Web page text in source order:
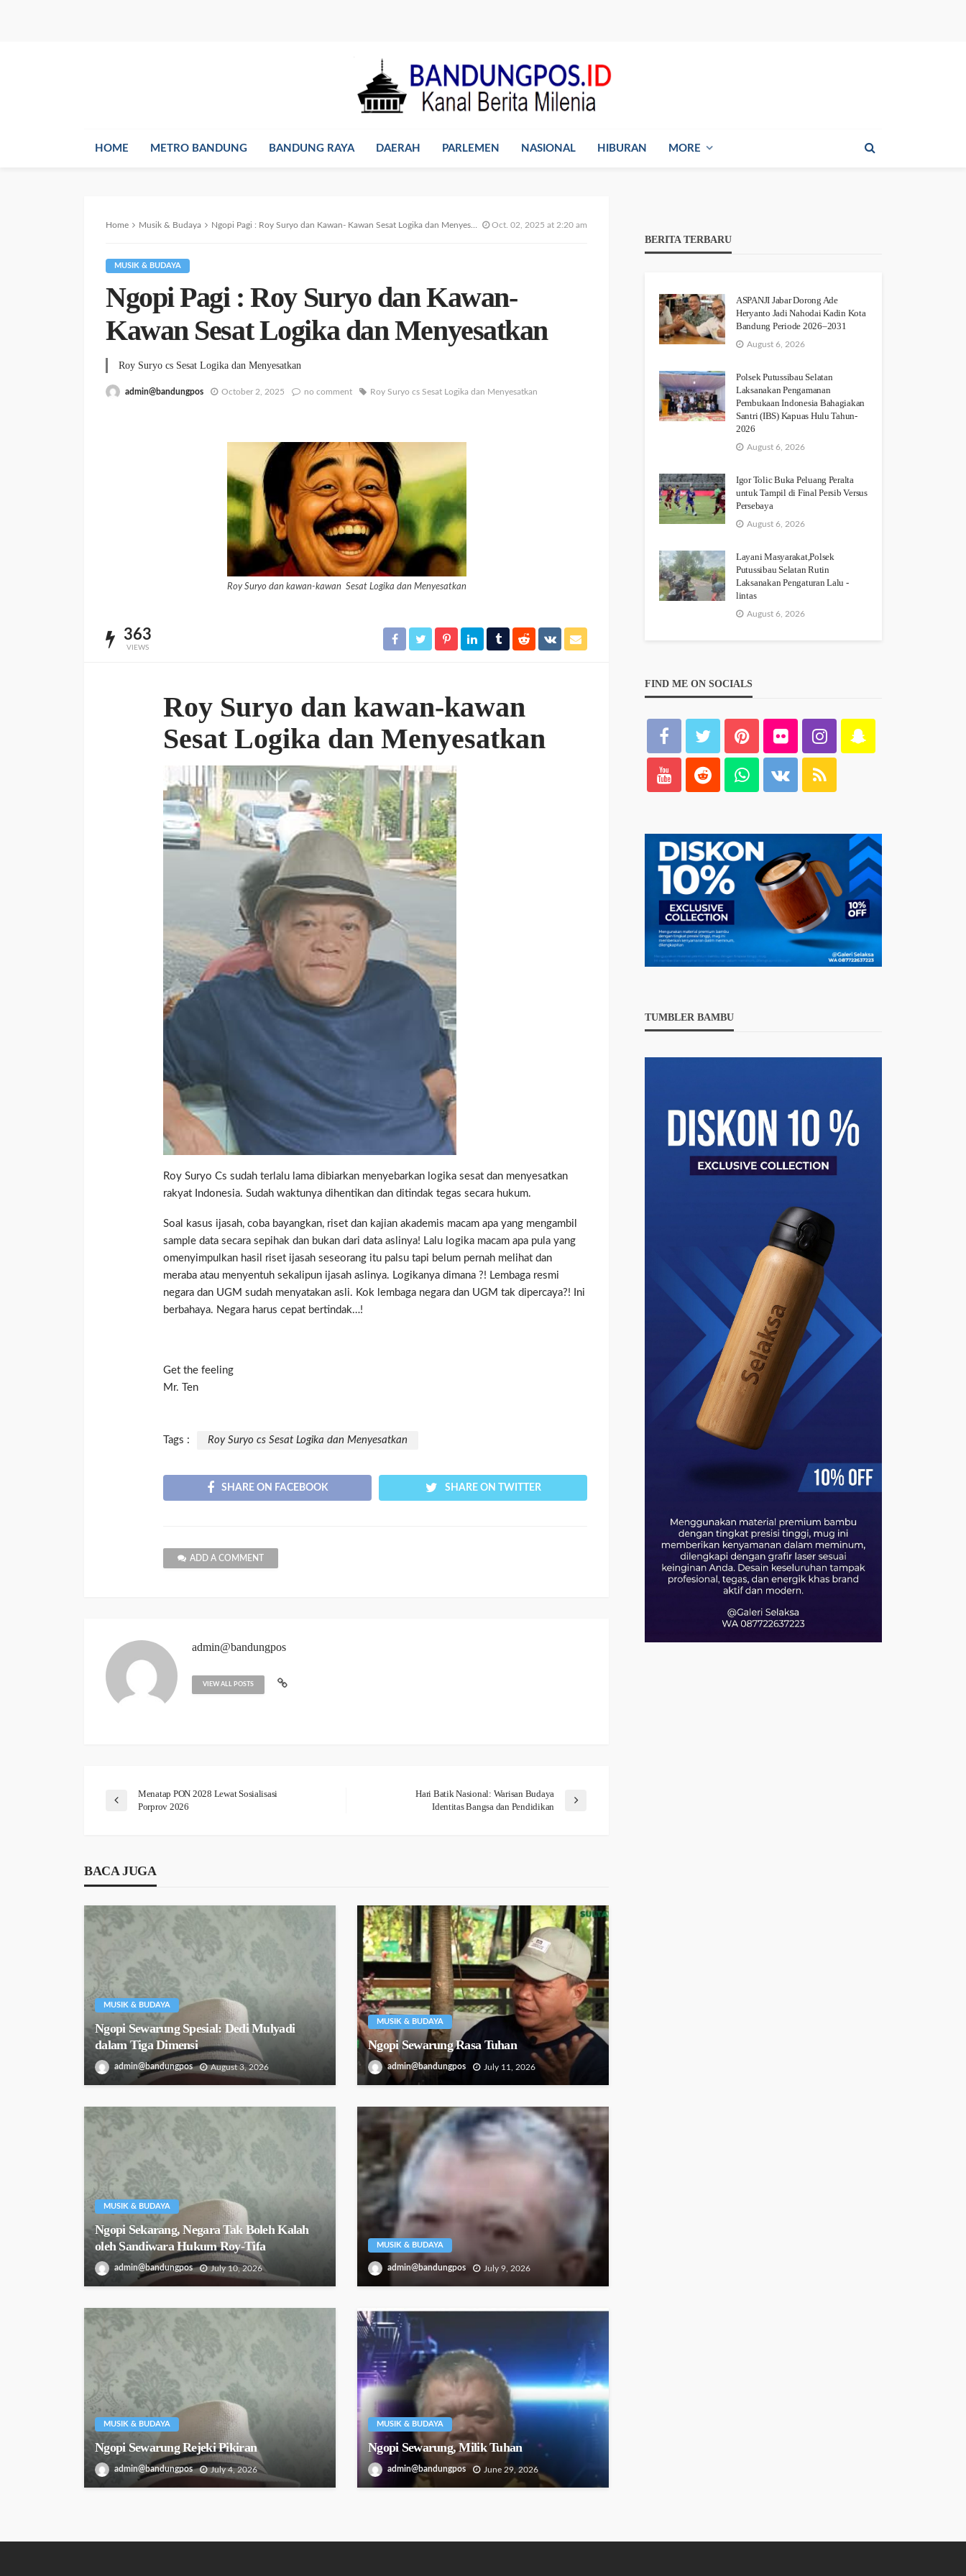
HOME METRO BANDUNG BANDUNG RAYA DAERAH PARLEMEN NASIONAL HIBURAN MORE
Home Musik & Budaya Ngopi Pagi : Roy Suryo dan Kawan- Kawan Sesat Logika dan Menyesatkan Oct. 02, 2025 at 2:20 am
MUSIK & BUDAYA
Ngopi Pagi : Roy Suryo dan Kawan-
Kawan Sesat Logika dan Menyesatkan
Roy Suryo cs Sesat Logika dan Menyesatkan
admin@bandungpos October 2, 2025 no comment Roy Suryo cs Sesat Logika dan Menyesatkan
Roy Suryo dan kawan-kawan Sesat Logika dan Menyesatkan
363
VIEWS
Roy Suryo dan kawan-kawan
Sesat Logika dan Menyesatkan
Roy Suryo Cs sudah terlalu lama dibiarkan menyebarkan logika sesat dan menyesatkan
rakyat Indonesia. Sudah waktunya dihentikan dan ditindak tegas secara hukum.
Soal kasus ijasah, coba bayangkan, riset dan kajian akademis macam apa yang mengambil
sample data secara sepihak dan bukan dari data aslinya! Lalu logika macam apa pula yang
omenyimpulkan hasil riset ijasah seseorang itu palsu tapi belum pernah melihat dan
meraba atau menyentuh sekalipun ijasah aslinya. Logikanya dimana ?! Lembaga resmi
negara dan UGM sudah menyatakan asli. Kok lembaga negara dan UGM tak dipercaya?! Ini
berbahaya. Negara harus cepat bertindak…!
Get the feeling
Mr. Ten
Tags : Roy Suryo cs Sesat Logika dan Menyesatkan
SHARE ON FACEBOOK SHARE ON TWITTER
ADD A COMMENT
admin@bandungpos
VIEW ALL POSTS
Menatap PON 2028 Lewat Sosialisasi
Porprov 2026
Hari Batik Nasional: Warisan Budaya
Identitas Bangsa dan Pendidikan
BACA JUGA
MUSIK & BUDAYA
Ngopi Sewarung Spesial: Dedi Mulyadi
dalam Tiga Dimensi
admin@bandungpos August 3, 2026
MUSIK & BUDAYA
Ngopi Sewarung Rasa Tuhan
admin@bandungpos July 11, 2026
MUSIK & BUDAYA
Ngopi Sekarang, Negara Tak Boleh Kalah
oleh Sandiwara Hukum Roy-Tifa
admin@bandungpos July 10, 2026
MUSIK & BUDAYA
admin@bandungpos July 9, 2026
MUSIK & BUDAYA
Ngopi Sewarung Rejeki Pikiran
admin@bandungpos July 4, 2026
MUSIK & BUDAYA
Ngopi Sewarung, Milik Tuhan
admin@bandungpos June 29, 2026
BERITA TERBARU
ASPANJI Jabar Dorong Ade
Heryanto Jadi Nahodai Kadin Kota
Bandung Periode 2026–2031
August 6, 2026
Polsek Putussibau Selatan
Laksanakan Pengamanan
Pembukaan Indonesia Bahagiakan
Santri (IBS) Kapuas Hulu Tahun-
2026
August 6, 2026
Igor Tolic Buka Peluang Peralta
untuk Tampil di Final Persib Versus
Persebaya
August 6, 2026
Layani Masyarakat,Polsek
Putussibau Selatan Rutin
Laksanakan Pengaturan Lalu -
lintas
August 6, 2026
FIND ME ON SOCIALS
TUMBLER BAMBU